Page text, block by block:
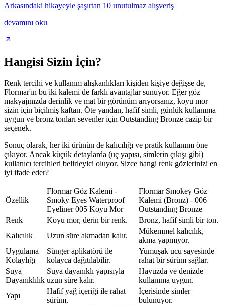
Arkasındaki hikayeyle şaşırtan 10 unutulmaz alışveriş
devamını oku
Hangisi Sizin İçin?
Renk tercihi ve kullanım alışkanlıkları kişiden kişiye değişse de,
Flormar'ın bu iki kalemi de farklı avantajlar sunuyor. Eğer göz
makyajınızda derinlik ve mat bir görünüm arıyorsanız, koyu mor
sizin için biçilmiş kaftan. Öte yandan, hafif simli, günlük kullanıma
uygun ve bronz tonları sevenler için Outstanding Bronze cazip bir
seçenek.
Sonuç olarak, her iki ürünün de kalıcılığı ve pratik kullanımı öne
çıkıyor. Ancak küçük detaylarda (uç yapısı, simlerin çıkışı gibi)
kullanıcı tercihleri belirleyici oluyor. Sizce hangi renk gözlerinizi en
iyi ifade eder?
Özellik
Flormar Göz Kalemi -
Smoky Eyes Waterproof
Eyeliner 005 Koyu Mor
Flormar Smokey Göz
Kalemi (Bronz) - 006
Outstanding Bronze
Renk
Koyu mor, derin bir renk.
Bronz, hafif simli bir ton.
Kalıcılık
Uzun süre akmadan kalır.
Mükemmel kalıcılık,
akma yapmıyor.
Uygulama
Kolaylığı
Sünger aplikatörü ile
kolayca dağıtılabilir.
Yumuşak ucu sayesinde
rahat bir sürüm sağlar.
Suya
Dayanıklılık
Suya dayanıklı yapısıyla
uzun süre kalır.
Havuzda ve denizde
kullanıma uygun.
Yapı
Hafif yağ içeriği ile rahat
sürüm.
İçerisinde simler
bulunuyor.